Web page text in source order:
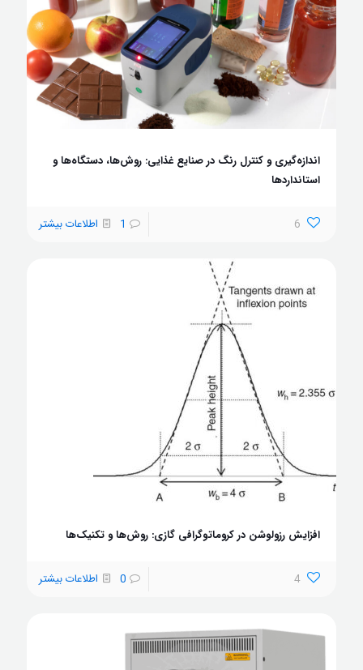
اندازه‌گیری و کنترل رنگ در صنایع غذایی: روش‌ها، دستگاه‌ها و
استانداردها
6
1 اطلاعات بیشتر
افزایش رزولوشن در کروماتوگرافی گازی: روش‌ها و تکنیک‌ها
4
0 اطلاعات بیشتر